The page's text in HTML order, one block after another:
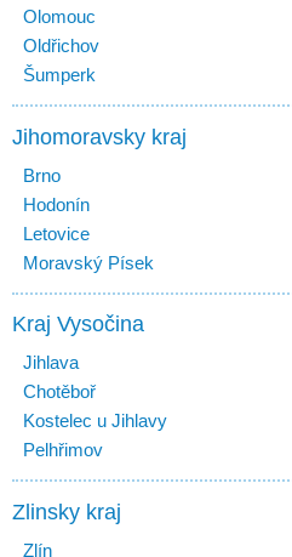
Olomouc
Oldřichov
Šumperk
Jihomoravsky kraj
Brno
Hodonín
Letovice
Moravský Písek
Kraj Vysočina
Jihlava
Chotěboř
Kostelec u Jihlavy
Pelhřimov
Zlinsky kraj
Zlín